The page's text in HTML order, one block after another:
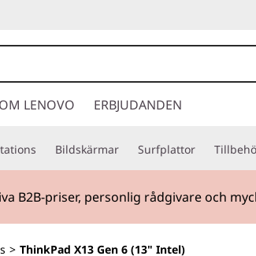
OM LENOVO ERBJUDANDEN
Bildskärmar Surfplattor
B2B-priser, personlig rådgivare och
> ThinkPad X13 Gen 6 (13" Intel)